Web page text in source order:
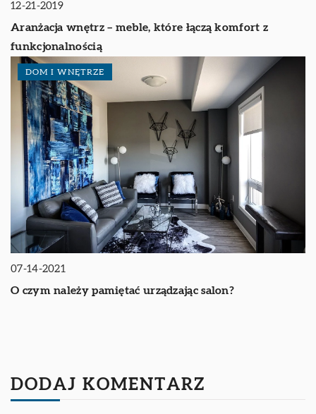
12-21-2019
Aranżacja wnętrz – meble, które łączą komfort z
funkcjonalnością
DOM I WNĘTRZE
07-14-2021
O czym należy pamiętać urządzając salon?
DODAJ KOMENTARZ